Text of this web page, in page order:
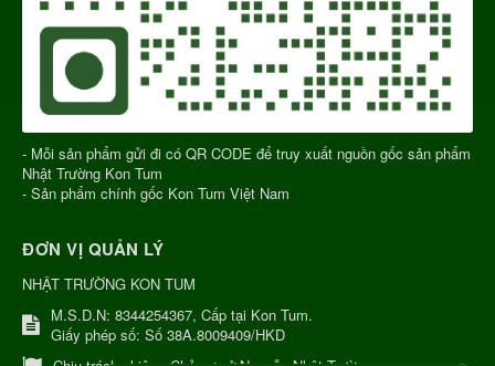
- Mỗi sản phẩm gửi đi có QR CODE để truy xuất nguồn gốc sản phẩm
Nhật Trường Kon Tum
- Sản phẩm chính gốc Kon Tum Việt Nam
ĐƠN VỊ QUẢN LÝ
NHẬT TRƯỜNG KON TUM
M.S.D.N: 8344254367, Cấp tại Kon Tum.
Giấy phép số: Số 38A.8009409/HKD